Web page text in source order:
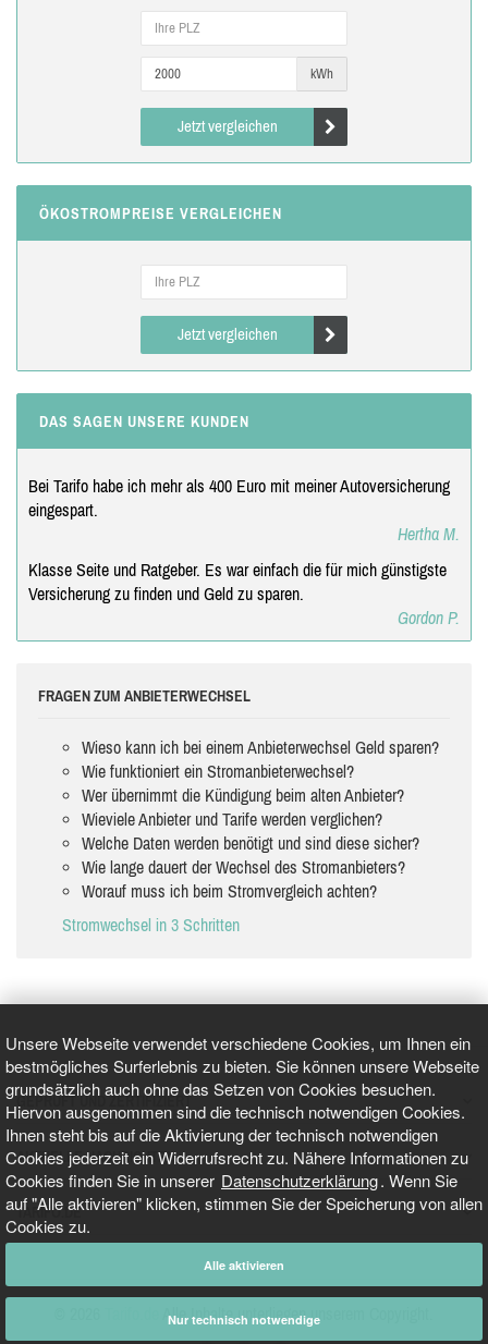
Unsere Webseite verwendet verschiedene Cookies, um Ihnen ein
bestmögliches Surferlebnis zu bieten. Sie können unsere Webseite
grundsätzlich auch ohne das Setzen von Cookies besuchen.
Hiervon ausgenommen sind die technisch notwendigen Cookies.
Ihnen steht bis auf die Aktivierung der technisch notwendigen
Cookies jederzeit ein Widerrufsrecht zu. Nähere Informationen zu
Cookies finden Sie in unserer Datenschutzerklärung. Wenn Sie
auf "Alle aktivieren" klicken, stimmen Sie der Speicherung von allen
Cookies zu.
Alle aktivieren
Nur technisch notwendige
kWh
Jetzt vergleichen
ÖKOSTROMPREISE VERGLEICHEN
Jetzt vergleichen
DAS SAGEN UNSERE KUNDEN
Bei Tarifo habe ich mehr als 400 Euro mit meiner Autoversicherung
eingespart.
Hertha M.
Klasse Seite und Ratgeber. Es war einfach die für mich günstigste
Versicherung zu finden und Geld zu sparen.
Gordon P.
FRAGEN ZUM ANBIETERWECHSEL
Wieso kann ich bei einem Anbieterwechsel Geld sparen?
Wie funktioniert ein Stromanbieterwechsel?
Wer übernimmt die Kündigung beim alten Anbieter?
Wieviele Anbieter und Tarife werden verglichen?
Welche Daten werden benötigt und sind diese sicher?
Wie lange dauert der Wechsel des Stromanbieters?
Worauf muss ich beim Stromvergleich achten?
Stromwechsel in 3 Schritten
GEPRÜFT UND ZERTIFIZIERT
AKTUELLE NACHRICHTEN
TARIFO.DE
Alle Inhalte unterliegen unserem Copyright.